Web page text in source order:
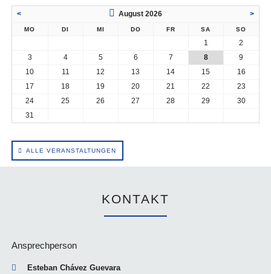
< August 2026 >
MO DI MI DO FR SA SO
1
2
3
4 5 6 7 8
9
10
11 12 13 14 15
16
17
18 19 20 21 22
23
24
25 26 27 28 29
30
31
ALLE VERANSTALTUNGEN
KONTAKT
Ansprechperson
Esteban Chávez Guevara